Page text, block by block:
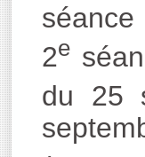
2e
du 25